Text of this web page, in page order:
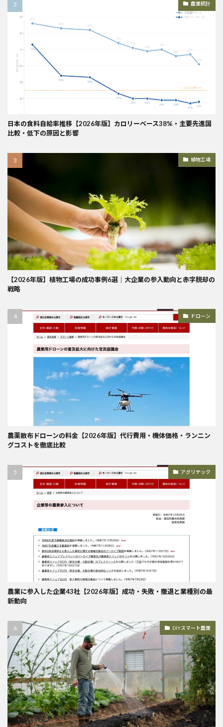
農業統計
日本の食料自給率推移【2026年版】カロリーベース38%・主要先進国
比較・低下の原因と影響
植物工場
【2026年版】植物工場の成功事例6選｜大企業の参入動向と赤字脱却の
戦略
ドローン
農薬散布ドローンの料金【2026年版】代行費用・機体価格・ランニン
グコストを徹底比較
アグリテック
農業に参入した企業43社【2026年版】成功・失敗・撤退と業種別の最
新動向
DIYスマート農業